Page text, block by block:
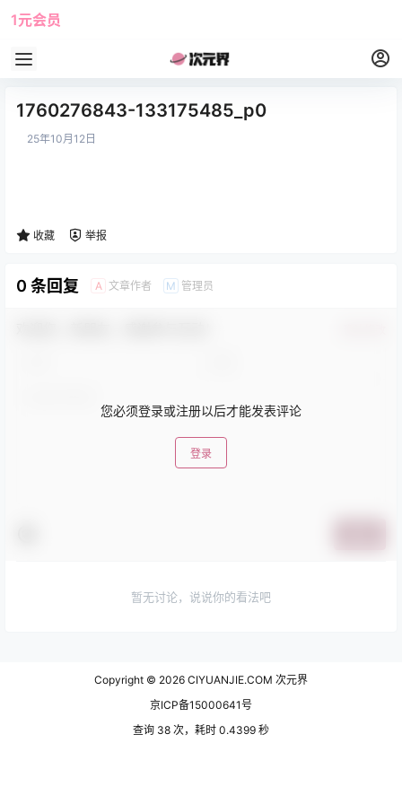
1元会员
1760276843-133175485_p0
25年10月12日
收藏 举报
0 条回复 A 文章作者 M 管理员
您必须登录或注册以后才能发表评论
登录
暂无讨论，说说你的看法吧
Copyright © 2026 CIYUANJIE.COM 次元界
京ICP备15000641号
查询 38 次，耗时 0.4399 秒